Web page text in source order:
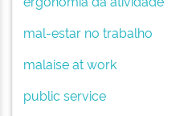
mal-estar no trabalho
malaise at work
public service